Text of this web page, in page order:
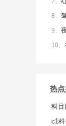
8、
9、
10、
热
科目
c1